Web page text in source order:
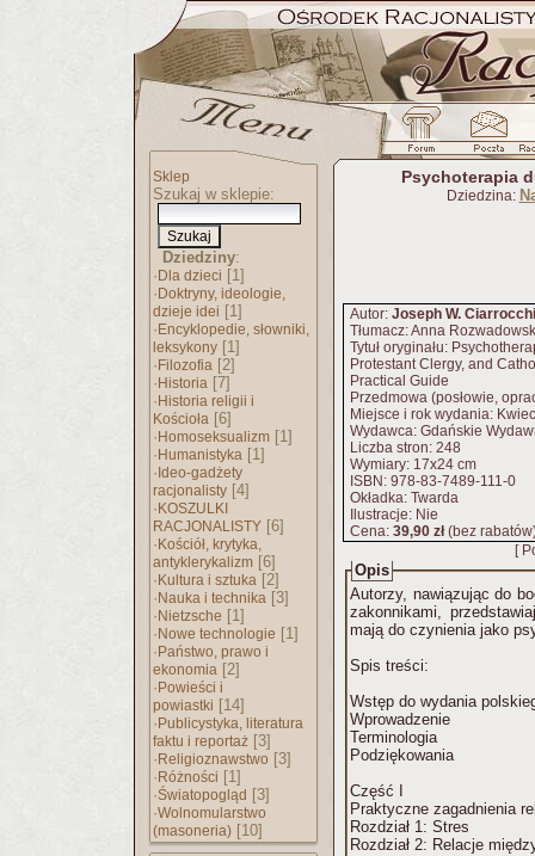
Sklep
Szukaj w sklepie:
Dziedziny:
· Dla dzieci [1]
· Doktryny, ideologie,
dzieje idei [1]
· Encyklopedie, słowniki,
leksykony [1]
· Filozofia [2]
· Historia [7]
· Historia religii i
Kościoła [6]
· Homoseksualizm [1]
· Humanistyka [1]
· Ideo-gadżety
racjonalisty [4]
· KOSZULKI
RACJONALISTY [6]
· Kościół, krytyka,
antyklerykalizm [6]
· Kultura i sztuka [2]
· Nauka i technika [3]
· Nietzsche [1]
· Nowe technologie [1]
· Państwo, prawo i
ekonomia [2]
· Powieści i
powiastki [14]
· Publicystyka, literatura
faktu i reportaż [3]
· Religioznawstwo [3]
· Różności [1]
·Światopogląd [3]
·Wolnomularstwo
(masoneria) [10]
Psychoterapia
Dziedzina:
Autor: Joseph W.
Tłumacz: Anna
Tytuł oryginału:
Protestant Clergy, and
Practical Guide
Przedmowa (posłowie,
Miejsce i rok wydania:
Wydawca: Gdańskie
Liczba stron: 248
Wymiary: 17x24 cm
ISBN: 978-83-7489-111-0
Okładka: Twarda
Ilustracje: Nie
Cena: 39,90 zł(bez
[
Opis
Autorzy, nawiązując do
zakonnikami,
mają do czynienia jako
Spis treści:
Wstęp do wydania
Wprowadzenie
Terminologia
Podziękowania
Część I
Praktyczne zagadnienia
Rozdział 1: Stres
Rozdział 2: Relacje